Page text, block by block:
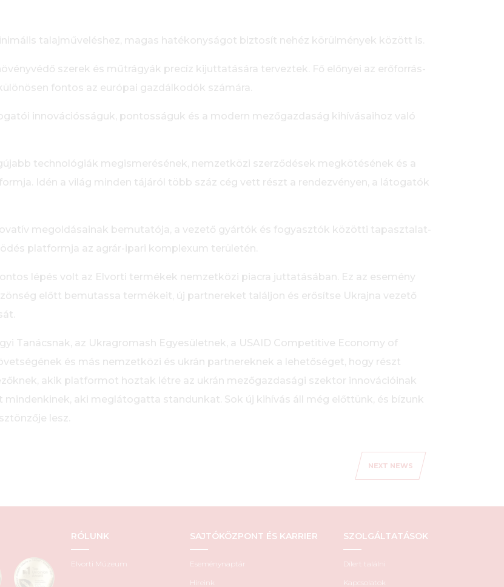
talajműveléshez, magas hatékonyságot biztosít nehéz körülmények között is.
szerek és műtrágyák precíz kijuttatására terveztek. Fő előnyei az erőforrás-
fontos az európai gazdálkodók számára.
innovációsságuk, pontosságuk és a modern mezőgazdaság kihívásaihoz való
technológiák megismerésének, nemzetközi szerződések megkötésének és a
Idén a világ minden tájáról több száz cég vett részt a rendezvényen, a látogatók
megoldásainak bemutatója, a vezető gyártók és fogyasztók közötti tapasztalat-
platformja az agrár-ipari komplexum területén.
lépés volt az Elvorti termékek nemzetközi piacra juttatásában. Ez az esemény
előtt bemutassa termékeit, új partnereket találjon és erősítse Ukrajna vezető
Tanácsnak, az Ukragromash Egyesületnek, a USAID Competitive Economy of
és más nemzetközi és ukrán partnereknek a lehetőséget, hogy részt
akik platformot hoztak létre az ukrán mezőgazdasági szektor innovációinak
aki meglátogatta standunkat. Sok új kihívás áll még előttünk, és bízunk
lesz.
NEXT NEWS
RÓLUNK
Elvorti Múzeum
SAJTÓKÖZPONT ÉS KARRIER
Eseménynaptár
Híreink
SZOLGÁLTATÁSOK
Dílert találni
Kapcsolatok